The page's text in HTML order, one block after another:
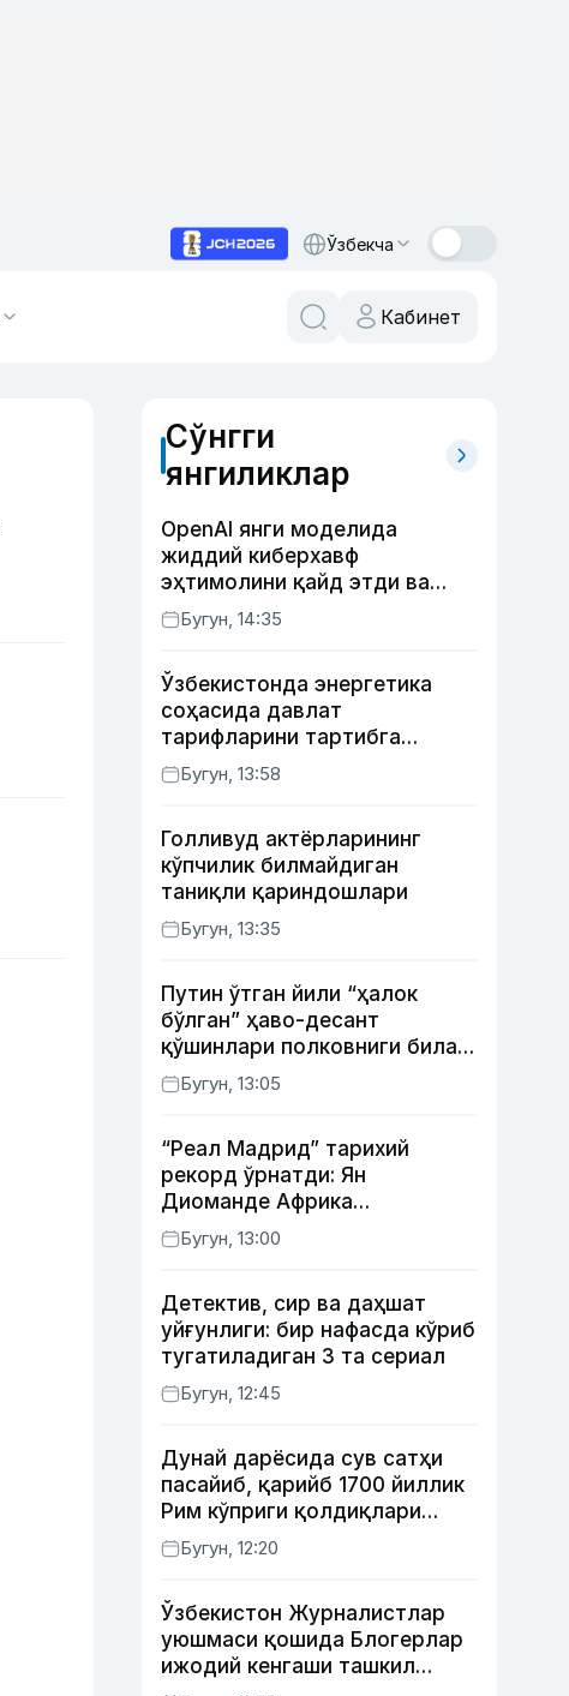
Ўзбекча
Кабинет
Сўнгги
янгиликлар
OpenAI янги моделида
жиддий киберхавф
эҳтимолини қайд этди ва
хавфсизлик чораларини
кучайтирди
Бугун, 14:35
Ўзбекистонда энергетика
соҳасида давлат
тарифларини тартибга
солишнинг янги тизими
жорий этилди
Бугун, 13:58
Голливуд актёрларининг
кўпчилик билмайдиган
таниқли қариндошлари
Бугун, 13:35
Путин ўтган йили “ҳалок
бўлган” ҳаво-десант
қўшинлари полковниги билан
телефон орқали
суҳбатлашди
Бугун, 13:05
“Реал Мадрид” тарихий
рекорд ўрнатди: Ян
Диоманде Африка
футболидаги энг қиммат
трансферга айланди
Бугун, 13:00
Детектив, сир ва даҳшат
уйғунлиги: бир нафасда кўриб
тугатиладиган 3 та сериал
Бугун, 12:45
Дунай дарёсида сув сатҳи
пасайиб, қарийб 1700 йиллик
Рим кўприги қолдиқлари
кўринди
Бугун, 12:20
Ўзбекистон Журналистлар
уюшмаси қошида Блогерлар
ижодий кенгаши ташкил